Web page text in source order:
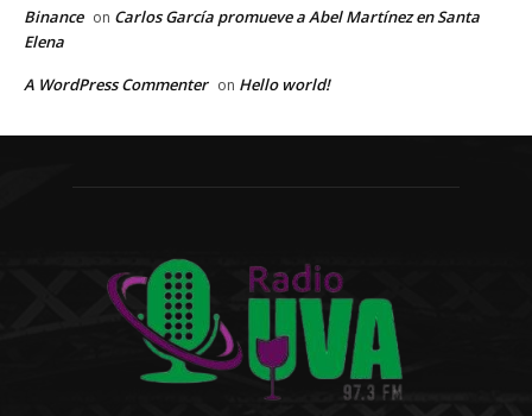
Binance on Carlos García promueve a Abel Martínez en Santa
Elena
A WordPress Commenter on Hello world!